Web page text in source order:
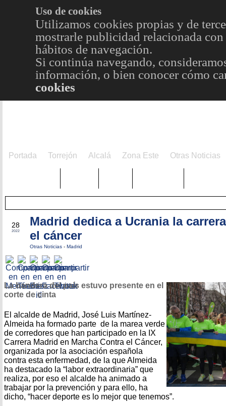
Uso de cookies
Utilizamos cookies propias y de
mostrarle publicidad relacionada
hábitos de navegación.
Si continúa navegando,
información, o bien conocer cómo
cookies
Portada Torrejón Alcalá Zona Este Otras Noticias
28
2022
Madrid dedica a Ucrania la
el cáncer
Otras Noticias - Madrid
La bandera del país estuvo presente en el
corte de cinta
El alcalde de Madrid, José Luis Martínez-
Almeida ha formado parte de la marea verde
de corredores que han participado en la IX
Carrera Madrid en Marcha Contra el Cáncer,
organizada por la asociación española
contra esta enfermedad, de la que Almeida
ha destacado la “labor extraordinaria” que
realiza, por eso el alcalde ha animado a
trabajar por la prevención y para ello, ha
dicho, “hacer deporte es lo mejor que tenemos”.